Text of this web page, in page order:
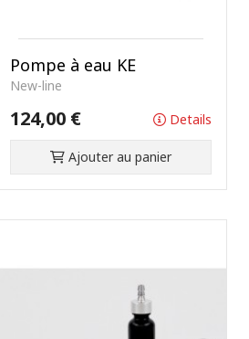
Pompe à eau KE
New-line
124,00 € Details
Ajouter au panier